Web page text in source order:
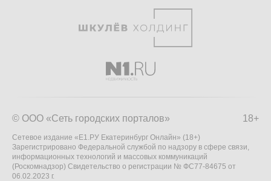
18+
© ООО «Сеть городских порталов»
Сетевое издание «Е1.РУ Екатеринбург Онлайн» (18+)
Зарегистрировано Федеральной службой по надзору в сфере связи,
информационных технологий и массовых коммуникаций
(Роскомнадзор) Свидетельство о регистрации № ФС77-84675 от
06.02.2023 г.